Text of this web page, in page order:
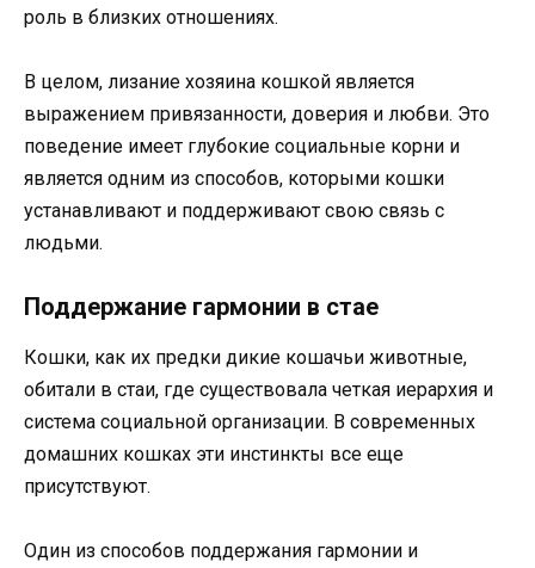
роль в близких отношениях.
В целом, лизание хозяина кошкой является
выражением привязанности, доверия и любви. Это
поведение имеет глубокие социальные корни и
является одним из способов, которыми кошки
устанавливают и поддерживают свою связь с
людьми.
Поддержание гармонии в стае
Кошки, как их предки дикие кошачьи животные,
обитали в стаи, где существовала четкая иерархия и
система социальной организации. В современных
домашних кошках эти инстинкты все еще
присутствуют.
Один из способов поддержания гармонии и